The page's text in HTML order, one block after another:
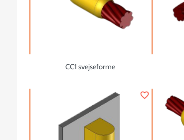
CC1 svejseforme
favorite_border